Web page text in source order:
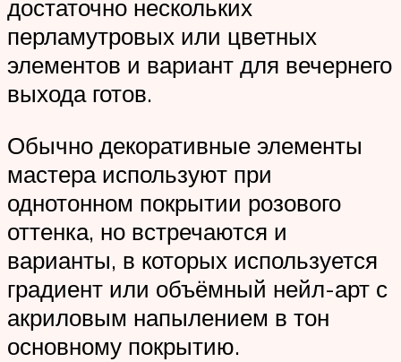
достаточно нескольких
перламутровых или цветных
элементов и вариант для вечернего
выхода готов.
Обычно декоративные элементы
мастера используют при
однотонном покрытии розового
оттенка, но встречаются и
варианты, в которых используется
градиент или объёмный нейл-арт с
акриловым напылением в тон
основному покрытию.